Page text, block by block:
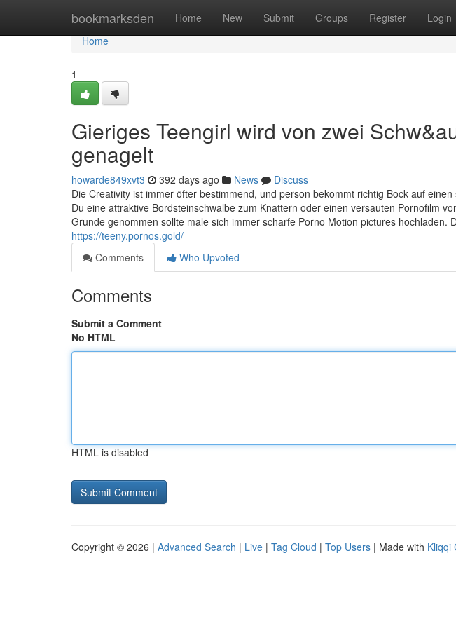
bookmarksden Home New Submit Groups Register Login
Home
Home
1
Gieriges Teengirl wird von zwei
genagelt
howarde849xvt3 392 days ago News
Discuss
Die Creativity ist immer öfter bestimmend, und person bekommt richtig Bock auf
Du eine attraktive Bordsteinschwalbe zum Knattern oder einen versauten Pornofilm
Grunde genommen sollte male sich immer scharfe Porno Motion pictures hochladen.
https://teeny.pornos.gold/
Comments
Who Upvoted
Comments
Submit a Comment
No HTML
HTML is disabled
Copyright © 2026 | Advanced Search | Live | Tag Cloud | Top Users | Made with Kliqqi